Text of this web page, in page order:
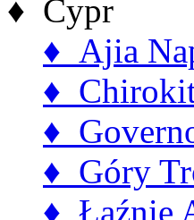
♦ Cypr
♦ Ajia
♦
♦
♦ Góry
♦ Łaźnie